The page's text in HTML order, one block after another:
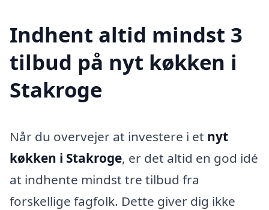
Indhent altid mindst 3
tilbud på nyt køkken i
Stakroge
Når du overvejer at investere i et nyt
køkken i Stakroge, er det altid en god idé
at indhente mindst tre tilbud fra
forskellige fagfolk. Dette giver dig ikke